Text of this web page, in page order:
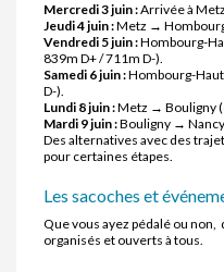
Mercredi 3 juin :Arrivée à
Jeudi 4 juin :Metz →
Vendredi 5 juin :Hombourg-
839m D+ / 711m D-).
Samedi 6 juin :Hombourg-
D-).
Lundi 8 juin :Metz → Bouligny
Mardi 9 juin :Bouligny →
Des alternatives avec des
pour certaines étapes.
Les sacoches et
Que vous ayez pédalé ou
organisés et ouverts à tous.